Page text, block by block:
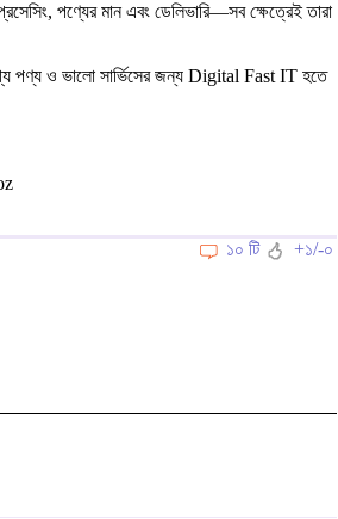
পণ্যের মান এবং ডেলিভারি—সব ক্ষেত্রেই তারা
পণ্য ও ভালো সার্ভিসের জন্য Digital Fast IT হতে
১০ টি +১/-০